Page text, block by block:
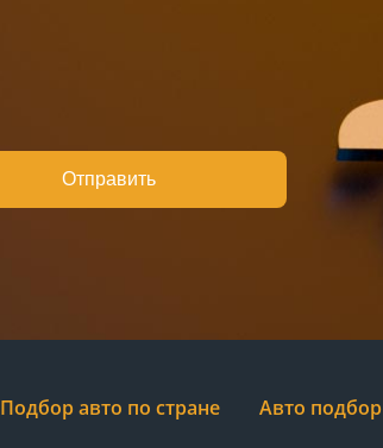
Отправить
Подбор авто по стране Авто подбор